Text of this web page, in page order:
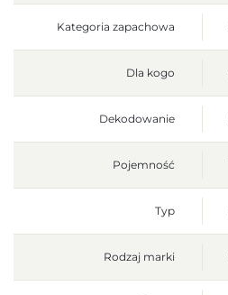
Kategoria zapachowa
Dla kogo
Dekodowanie
Pojemność
Typ
Rodzaj marki